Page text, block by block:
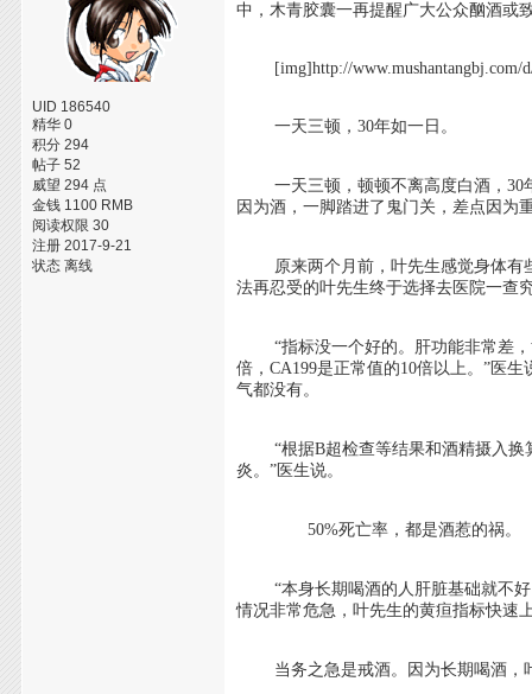
UID 186540
精华 0
积分 294
帖子 52
威望 294 点
金钱 1100 RMB
阅读权限 30
注册 2017-9-21
状态 离线
中，木青胶囊一再提醒广大公众酗酒或
[img]http://www.mushantangbj.com/d/
一天三顿，30年如一日。
一天三顿，顿顿不离高度白酒，30年
因为酒，一脚踏进了鬼门关，差点因为
原来两个月前，叶先生感觉身体有些
法再忍受的叶先生终于选择去医院一查
“指标没一个好的。肝功能非常差，
倍，CA199是正常值的10倍以上。”医
气都没有。
“根据B超检查等结果和酒精摄入换
炎。”医生说。
50%死亡率，都是酒惹的祸。
“本身长期喝酒的人肝脏基础就不好
情况非常危急，叶先生的黄疸指标快速
当务之急是戒酒。因为长期喝酒，叶